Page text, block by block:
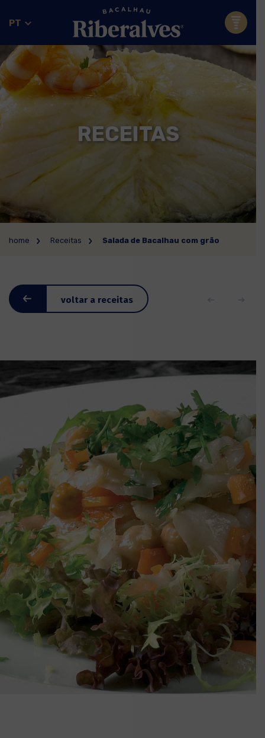
PT
RECEITAS
home Receitas Salada de Bacalhau com grão
voltar a receitas